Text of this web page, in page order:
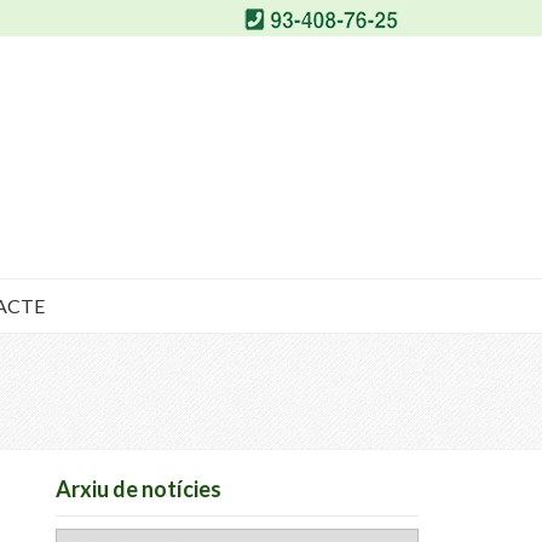
Arxiu de notícies